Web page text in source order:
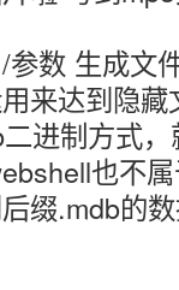
数 生成文
来达到隐
进制方式
也不
缀.mdb的